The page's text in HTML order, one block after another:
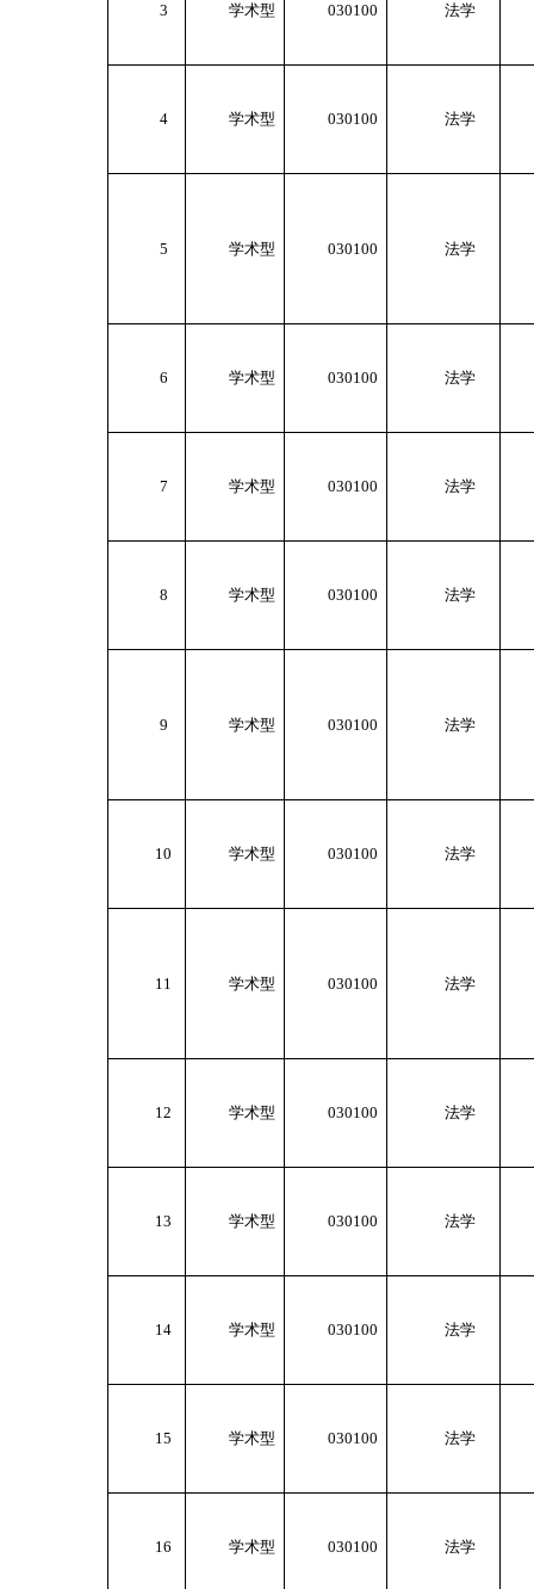
3 学术型 030100 法学
4 学术型 030100 法学
5 学术型 030100 法学
6 学术型 030100 法学
7 学术型 030100 法学
8 学术型 030100 法学
9 学术型 030100 法学
10 学术型 030100 法学
11 学术型 030100 法学
12 学术型 030100 法学
13 学术型 030100 法学
14 学术型 030100 法学
15 学术型 030100 法学
16 学术型 030100 法学